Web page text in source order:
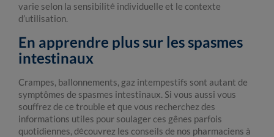
varie selon la sensibilité individuelle et le contexte
d’utilisation.
En apprendre plus sur les spasmes
intestinaux
Crampes, ballonnements, gaz intempestifs sont autant de
symptômes de spasmes intestinaux. Si vous aussi vous
souffrez de ce trouble et que vous recherchez des
informations utiles pour soulager ces gênes parfois
quotidiennes, découvrez les conseils de nos pharmaciens à